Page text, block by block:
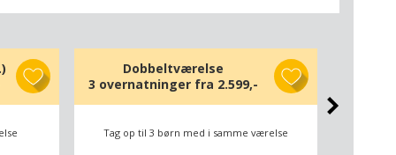
Dobbeltværelse
3 overnatninger fra 2.599,-
Tag op til 3 børn med i samme værelse